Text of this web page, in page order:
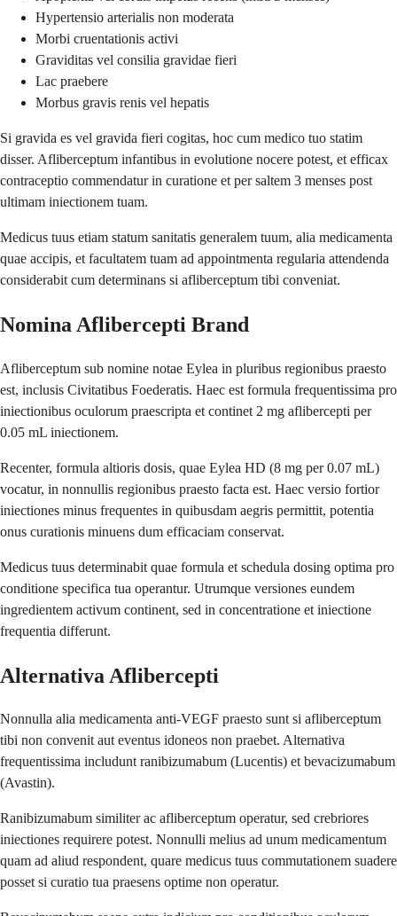
Hypertensio arterialis non moderata
Morbi cruentationis activi
Graviditas vel consilia gravidae fieri
Lac praebere
Morbus gravis renis vel hepatis
Si gravida es vel gravida fieri cogitas, hoc cum medico tuo statim
disser. Afliberceptum infantibus in evolutione nocere potest, et efficax
contraceptio commendatur in curatione et per saltem 3 menses post
ultimam iniectionem tuam.
Medicus tuus etiam statum sanitatis generalem tuum, alia medicamenta
quae accipis, et facultatem tuam ad appointmenta regularia attendenda
considerabit cum determinans si afliberceptum tibi conveniat.
Nomina Aflibercepti Brand
Afliberceptum sub nomine notae Eylea in pluribus regionibus praesto
est, inclusis Civitatibus Foederatis. Haec est formula frequentissima pro
iniectionibus oculorum praescripta et continet 2 mg aflibercepti per
0.05 mL iniectionem.
Recenter, formula altioris dosis, quae Eylea HD (8 mg per 0.07 mL)
vocatur, in nonnullis regionibus praesto facta est. Haec versio fortior
iniectiones minus frequentes in quibusdam aegris permittit, potentia
onus curationis minuens dum efficaciam conservat.
Medicus tuus determinabit quae formula et schedula dosing optima pro
conditione specifica tua operantur. Utrumque versiones eundem
ingredientem activum continent, sed in concentratione et iniectione
frequentia differunt.
Alternativa Aflibercepti
Nonnulla alia medicamenta anti-VEGF praesto sunt si afliberceptum
tibi non convenit aut eventus idoneos non praebet. Alternativa
frequentissima includunt ranibizumabum (Lucentis) et bevacizumabum
(Avastin).
Ranibizumabum similiter ac afliberceptum operatur, sed crebriores
iniectiones requirere potest. Nonnulli melius ad unum medicamentum
quam ad aliud respondent, quare medicus tuus commutationem suadere
posset si curatio tua praesens optime non operatur.